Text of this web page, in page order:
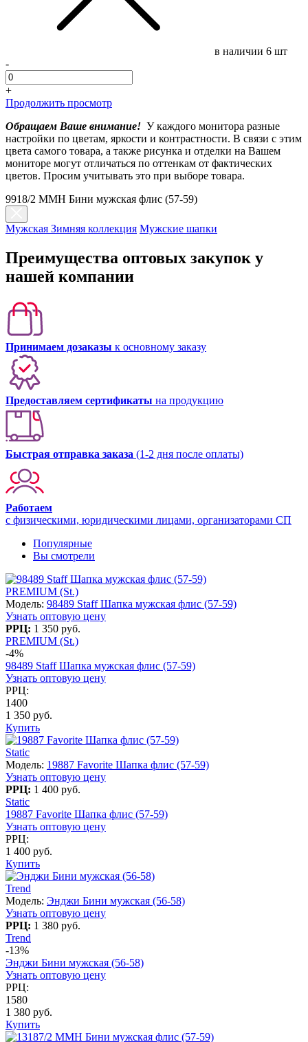
в наличии 6 шт
-
+
Продолжить просмотр
Обращаем Ваше внимание! У каждого монитора разные
настройки по цветам, яркости и контрастности. В связи с этим
цвета самого товара, а также рисунка и отделки на Вашем
мониторе могут отличаться по оттенкам от фактических
цветов. Просим учитывать это при выборе товара.
9918/2 MMH Бини мужская флис (57-59)
Мужская Зимняя коллекция Мужские шапки
Преимущества оптовых закупок у
нашей компании
Принимаем дозаказы к основному заказу
Предоставляем сертификаты на продукцию
Быстрая отправка заказа (1-2 дня после оплаты)
Работаем
с физическими, юридическими лицами, организаторами СП
Популярные
Вы смотрели
PREMIUM (St.)
Модель: 98489 Staff Шапка мужская флис (57-59)
Узнать оптовую цену
РРЦ: 1 350 руб.
PREMIUM (St.)
-4%
98489 Staff Шапка мужская флис (57-59)
Узнать оптовую цену
РРЦ:
1400
1 350 руб.
Купить
Static
Модель: 19887 Favorite Шапка флис (57-59)
Узнать оптовую цену
РРЦ: 1 400 руб.
Static
19887 Favorite Шапка флис (57-59)
Узнать оптовую цену
РРЦ:
1 400 руб.
Купить
Trend
Модель: Энджи Бини мужская (56-58)
Узнать оптовую цену
РРЦ: 1 380 руб.
Trend
-13%
Энджи Бини мужская (56-58)
Узнать оптовую цену
РРЦ:
1580
1 380 руб.
Купить